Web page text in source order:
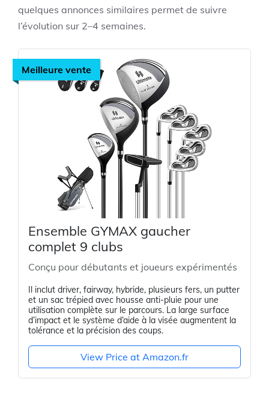
quelques annonces similaires permet de suivre
l’évolution sur 2–4 semaines.
Meilleure vente
Ensemble GYMAX gaucher
complet 9 clubs
Conçu pour débutants et joueurs expérimentés
Il inclut driver, fairway, hybride, plusieurs fers, un putter
et un sac trépied avec housse anti-pluie pour une
utilisation complète sur le parcours. La large surface
d’impact et le système d’aide à la visée augmentent la
tolérance et la précision des coups.
View Price at Amazon.fr